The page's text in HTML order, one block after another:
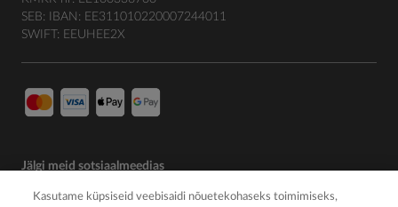
SEB: IBAN: EE311010220007244011
SWIFT: EEUHEE2X
Jälgi meid sotsiaalmeedias
Kasutame küpsiseid veebisaidi nõuetekohaseks toimimiseks,